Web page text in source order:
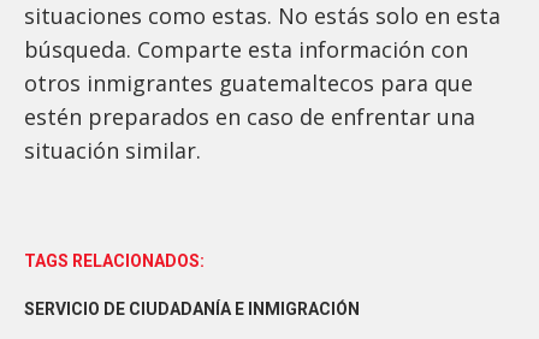
situaciones como estas. No estás solo en esta
búsqueda. Comparte esta información con
otros inmigrantes guatemaltecos para que
estén preparados en caso de enfrentar una
situación similar.
TAGS RELACIONADOS:
SERVICIO DE CIUDADANÍA E INMIGRACIÓN